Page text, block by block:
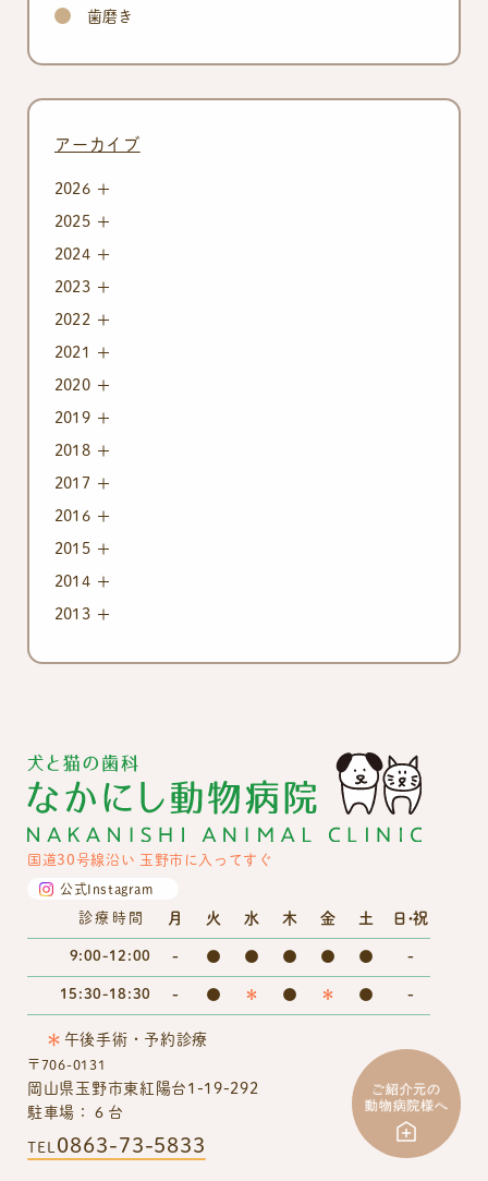
歯磨き
アーカイブ
2026
2025
2024
2023
2022
2021
2020
2019
2018
2017
2016
2015
2014
2013
国道30号線沿い 玉野市に入ってすぐ
公式Instagram
〒706-0131
岡山県玉野市東紅陽台1-19-292
駐車場：６台
TEL0863-73-5833
診療時間 月 火 水 木 金 土 日・祝
9:00-12:00 - ● ● ● ● ● -
15:30-18:30 - ● ＊ ● ＊ ● -
＊ 午後手術・予約診療